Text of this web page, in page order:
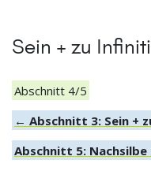
Sein + zu
Abschnitt 4/5
← Abschnitt 3: Sein +
Abschnitt 5: